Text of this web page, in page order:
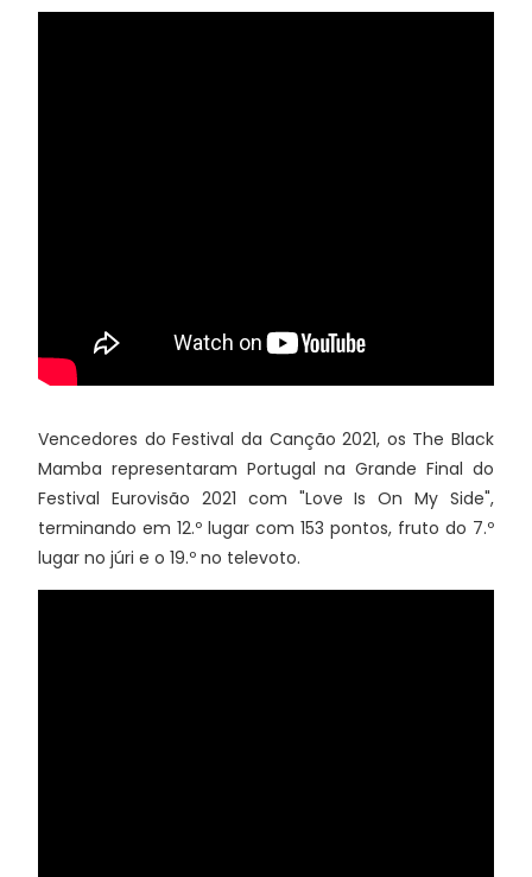
Vencedores do Festival da Canção 2021, os The Black
Mamba representaram Portugal na Grande Final do
Festival Eurovisão 2021 com "Love Is On My Side",
terminando em 12.º lugar com 153 pontos, fruto do 7.º
lugar no júri e o 19.º no televoto.